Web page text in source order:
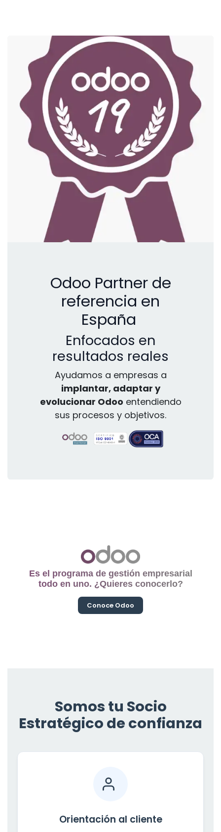
Odoo Partner de
referencia en
España
Enfocados en
resultados reales
Ayudamos a empresas a
implantar, adaptar y
evolucionar Odoo entendiendo
sus procesos y objetivos.
Es el programa de gestión empresarial
todo en uno. ¿Quieres conocerlo?
Conoce Odoo
Somos tu Socio
Estratégico de confianza
Orientación al cliente